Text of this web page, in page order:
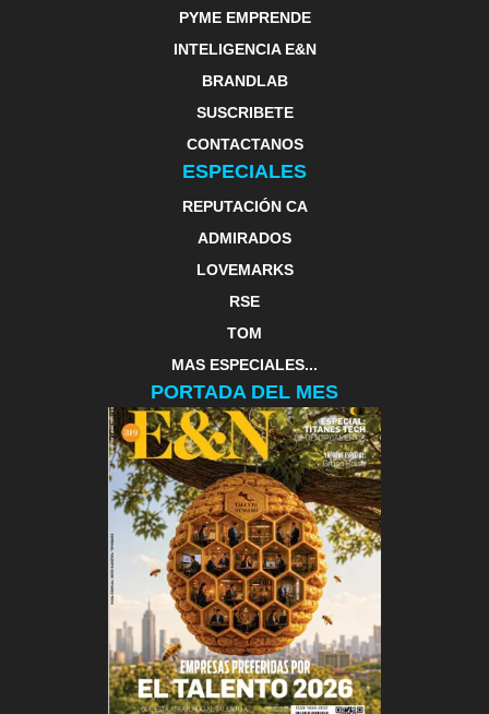
PYME EMPRENDE
INTELIGENCIA E&N
BRANDLAB
SUSCRIBETE
CONTACTANOS
ESPECIALES
REPUTACIÓN CA
ADMIRADOS
LOVEMARKS
RSE
TOM
MAS ESPECIALES...
PORTADA DEL MES